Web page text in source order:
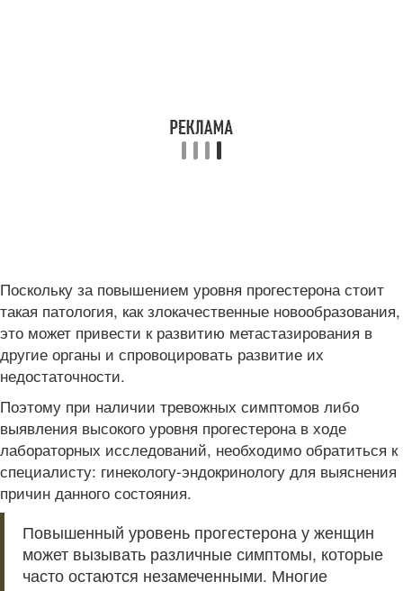
Поскольку за повышением уровня прогестерона стоит
такая патология, как злокачественные новообразования,
это может привести к развитию метастазирования в
другие органы и спровоцировать развитие их
недостаточности.
Поэтому при наличии тревожных симптомов либо
выявления высокого уровня прогестерона в ходе
лабораторных исследований, необходимо обратиться к
специалисту: гинекологу-эндокринологу для выяснения
причин данного состояния.
Повышенный уровень прогестерона у женщин
может вызывать различные симптомы, которые
часто остаются незамеченными. Многие